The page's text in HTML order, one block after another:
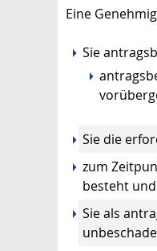
Eine
Sie
Sie die
zum
besteht und
Sie als